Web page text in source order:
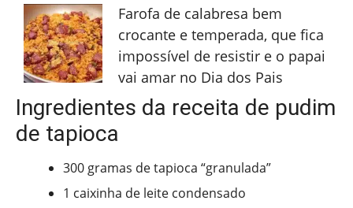
Farofa de calabresa bem
crocante e temperada, que fica
impossível de resistir e o papai
vai amar no Dia dos Pais
Ingredientes da receita de pudim
de tapioca
300 gramas de tapioca “granulada”
1 caixinha de leite condensado